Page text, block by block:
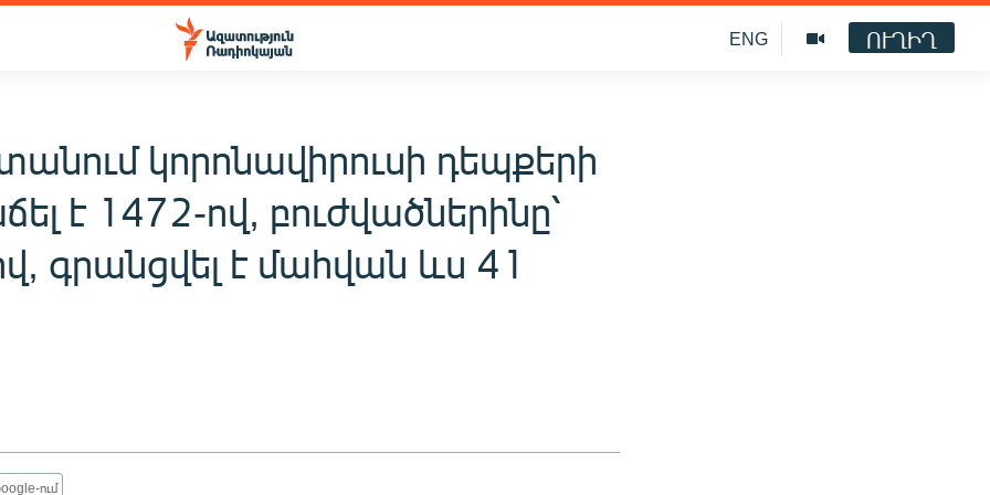
ENG ՈՒՂԻՂ
կորոնավիրուսի դեպքերի
է 1472-ով, բուժվածներինը՝
գրանցվել է մահվան ևս 41
ում